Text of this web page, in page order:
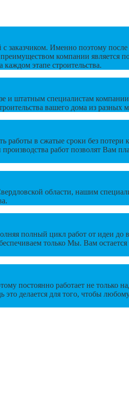
заказчиком. Именно поэтому
компании является
этапе строительства.
и штатным специалистам
вашего дома из разных
в сжатые сроки без потери
работ позволят Вам
области, нашим
полный цикл работ от идеи
только Мы. Вам
постоянно работает не только
делается для того, чтобы